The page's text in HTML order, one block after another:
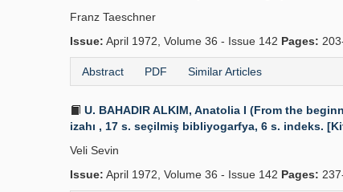
Franz Taeschner
Issue: April 1972, Volume 36 - Issue 142 Pages:
Abstract PDF Similar Articles
U. BAHADIR ALKIM, Anatolia I (From the
izahı , 17 s. seçilmiş bibliyogarfya, 6 s. indeks.
Veli Sevin
Issue: April 1972, Volume 36 - Issue 142 Pages: